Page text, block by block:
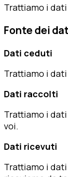
Trattiamo i
Fonte dei
Dati ceduti
Trattiamo i
Dati raccolti
Trattiamo i
voi.
Dati ricevuti
Trattiamo i